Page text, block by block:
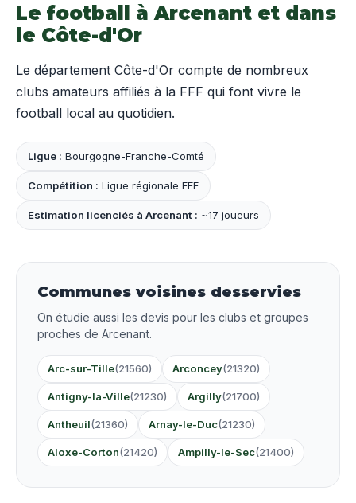
Le football à Arcenant et dans
le Côte-d'Or
Le département Côte-d'Or compte de nombreux
clubs amateurs affiliés à la FFF qui font vivre le
football local au quotidien.
Ligue : Bourgogne-Franche-Comté
Compétition : Ligue régionale FFF
Estimation licenciés à Arcenant : ~17 joueurs
Communes voisines desservies
On étudie aussi les devis pour les clubs et groupes
proches de Arcenant.
Arc-sur-Tille(21560) Arconcey(21320)
Antigny-la-Ville(21230) Argilly(21700)
Antheuil(21360) Arnay-le-Duc(21230)
Aloxe-Corton(21420) Ampilly-le-Sec(21400)